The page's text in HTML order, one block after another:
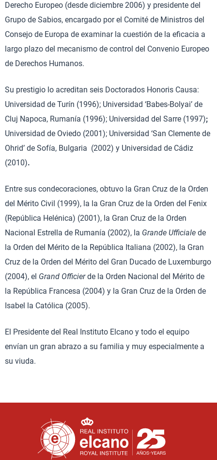
Derecho Europeo (desde diciembre 2006) y presidente del
Grupo de Sabios, encargado por el Comité de Ministros del
Consejo de Europa de examinar la cuestión de la eficacia a
largo plazo del mecanismo de control del Convenio Europeo
de Derechos Humanos.
Su prestigio lo acreditan seis Doctorados Honoris Causa:
Universidad de Turín (1996); Universidad ‘Babes-Bolyai’ de
Cluj Napoca, Rumanía (1996); Universidad del Sarre (1997);
Universidad de Oviedo (2001); Universidad ‘San Clemente de
Ohrid’ de Sofía, Bulgaria (2002) y Universidad de Cádiz
(2010).
Entre sus condecoraciones, obtuvo la Gran Cruz de la Orden
del Mérito Civil (1999), la la Gran Cruz de la Orden del Fenix
(República Helénica) (2001), la Gran Cruz de la Orden
Nacional Estrella de Rumanía (2002), la Grande Ufficiale de
la Orden del Mérito de la República Italiana (2002), la Gran
Cruz de la Orden del Mérito del Gran Ducado de Luxemburgo
(2004), el Grand Officierde la Orden Nacional del Mérito de
la República Francesa (2004) y la Gran Cruz de la Orden de
Isabel la Católica (2005).
El Presidente del Real Instituto Elcano y todo el equipo
envían un gran abrazo a su familia y muy especialmente a
su viuda.